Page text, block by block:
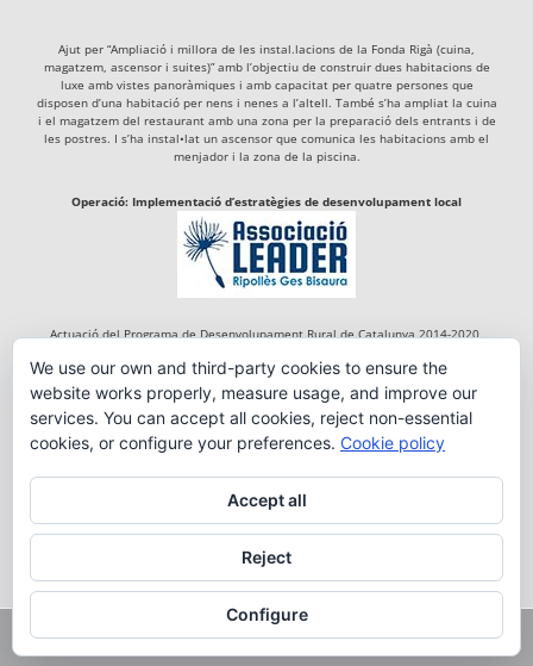
Ajut per “Ampliació i millora de les instal.lacions de la Fonda Rigà (cuina,
magatzem, ascensor i suites)” amb l’objectiu de construir dues habitacions de
luxe amb vistes panoràmiques i amb capacitat per quatre persones que
disposen d’una habitació per nens i nenes a l’altell. També s’ha ampliat la cuina
i el magatzem del restaurant amb una zona per la preparació dels entrants i de
les postres. I s’ha instal•lat un ascensor que comunica les habitacions amb el
menjador i la zona de la piscina.
Operació: Implementació d’estratègies de desenvolupament local
Actuació del Programa de Desenvolupament Rural de Catalunya 2014-2020,
Copyright 2018 FONDA RIGÀ DE TREGURÀ | By:em_tdc
We use our own and third-party cookies to ensure the
website works properly, measure usage, and improve our
services. You can accept all cookies, reject non-essential
cookies, or configure your preferences. Cookie policy
Accept all
Reject
Configure